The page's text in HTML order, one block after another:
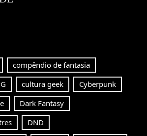
compêndio de fantasia
cultura geek
Cyberpunk
Dark Fantasy
DND